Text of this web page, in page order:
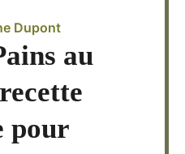
Dupont
au
pour